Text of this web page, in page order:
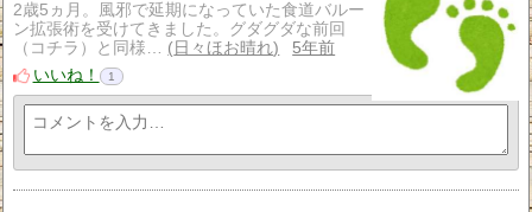
2歳5ヵ月。風邪で延期になっていた食道バルー
ン拡張術を受けてきました。グダグダな前回
（コチラ）と同様…
日々ほお晴れ
5年前
いいね！
1